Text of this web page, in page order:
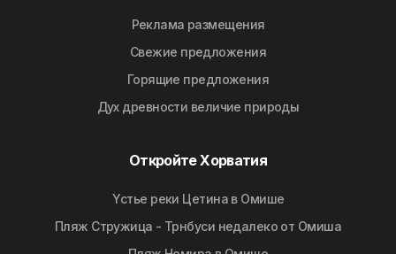
Реклама размещения
Свежие предложения
Горящие предложения
Дyx дpeвнocти вeличиe природы
Откройте Хорватия
Yстье реки Цетина в Омише
Пляж Стружица - Трнбуси недалеко от Омиша